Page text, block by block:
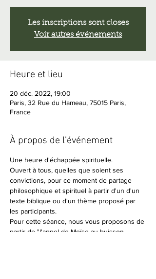
Les inscriptions sont closes
Voir autres événements
Heure et lieu
20 déc. 2022, 19:00
Paris, 32 Rue du Hameau, 75015 Paris,
France
À propos de l'événement
Une heure d'échappée spirituelle.
Ouvert à tous, quelles que soient ses
convictions, pour ce moment de partage
philosophique et spirituel à partir d'un d'un
texte biblique ou d'un thème proposé par
les participants.
Pour cette séance, nous vous proposons de
partir de "l'appel de Moïse au buisson